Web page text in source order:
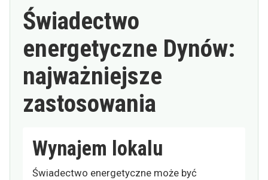
Świadectwo
energetyczne Dynów:
najważniejsze
zastosowania
Wynajem lokalu
Świadectwo energetyczne może być